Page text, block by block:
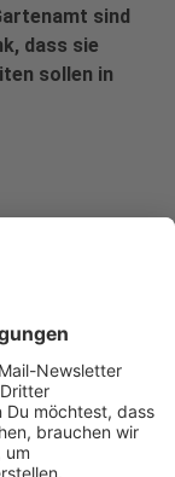
sind
dass sie
sollen in
Die